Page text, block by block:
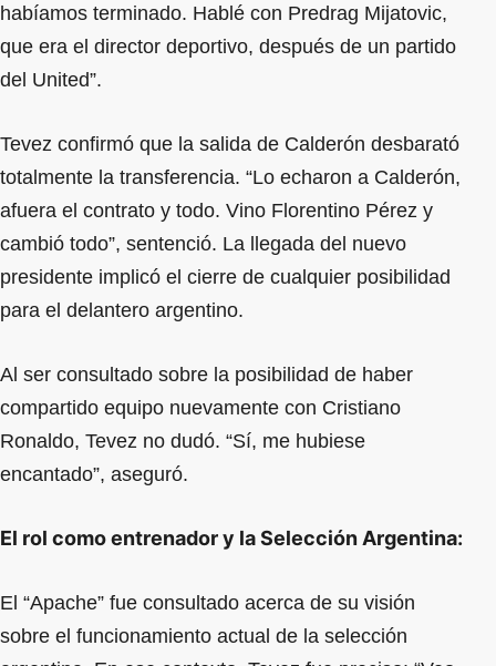
habíamos terminado. Hablé con Predrag Mijatovic,
que era el director deportivo, después de un partido
del United”.
Tevez confirmó que la salida de Calderón desbarató
totalmente la transferencia. “Lo echaron a Calderón,
afuera el contrato y todo. Vino Florentino Pérez y
cambió todo”, sentenció. La llegada del nuevo
presidente implicó el cierre de cualquier posibilidad
para el delantero argentino.
Al ser consultado sobre la posibilidad de haber
compartido equipo nuevamente con Cristiano
Ronaldo, Tevez no dudó. “Sí, me hubiese
encantado”, aseguró.
El rol como entrenador y la Selección Argentina:
El “Apache” fue consultado acerca de su visión
sobre el funcionamiento actual de la selección